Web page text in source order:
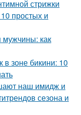
стрижки
простых и
мужчины: как
в зоне бикини: 10
наш имидж и
сезона и